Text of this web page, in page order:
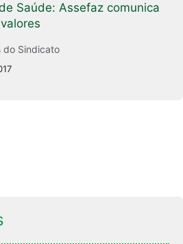
Saúde: Assefaz comunica
do Sindicato